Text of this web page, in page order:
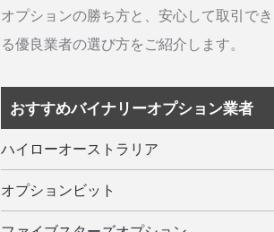
オプションの勝ち方と、安心して取引でき
る優良業者の選び方をご紹介します。
おすすめバイナリーオプション業者
ハイローオーストラリア
オプションビット